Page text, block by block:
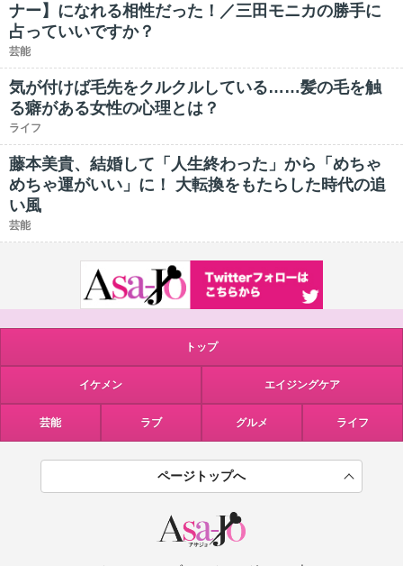
ナー】になれる相性だった！／三田モニカの勝手に
占っていいですか？
芸能
気が付けば毛先をクルクルしている……髪の毛を触
る癖がある女性の心理とは？
ライフ
藤本美貴、結婚して「人生終わった」から「めちゃ
めちゃ運がいい」に！ 大転換をもたらした時代の追
い風
芸能
トップ
イケメン エイジングケア
芸能 ラブ グルメ ライフ
ページトップへ